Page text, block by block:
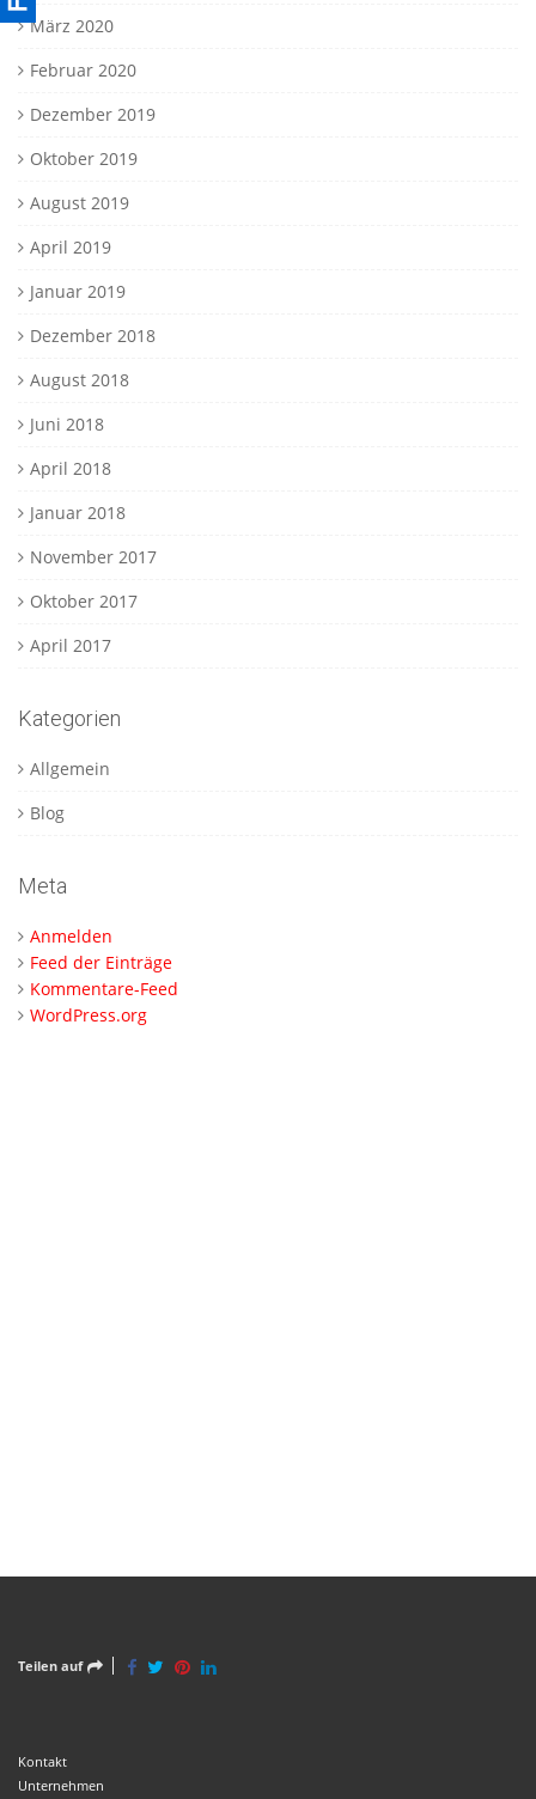
März 2020
Februar 2020
Dezember 2019
Oktober 2019
August 2019
April 2019
Januar 2019
Dezember 2018
August 2018
Juni 2018
April 2018
Januar 2018
November 2017
Oktober 2017
April 2017
Kategorien
Allgemein
Blog
Meta
Anmelden
Feed der Einträge
Kommentare-Feed
WordPress.org
Teilen auf
Kontakt
Unternehmen